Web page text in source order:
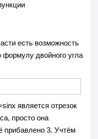
есть возможность
формулу двойного угла
является отрезок
просто она
прибавлено 3. Учтём